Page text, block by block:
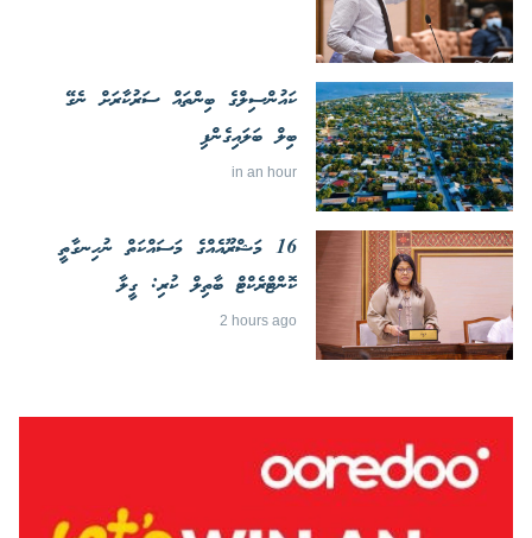
ކައުންސިލްގެ ބިންތައް ސަރުކާރަށް ނެގޭ
ބިލް ބަލައިގެންފި
in an hour
16 މަޝްރޫއެއްގެ މަސައްކަތް ނުހިނގާތީ
ކޮންޓްރެކްޓް ބާތިލް ކުރި: ގީލާ
2 hours ago